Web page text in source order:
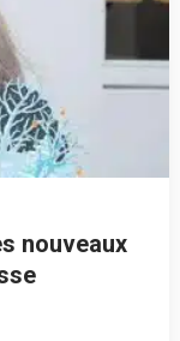
nouveaux